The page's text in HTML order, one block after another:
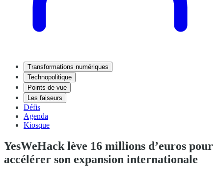
Transformations numériques
Technopolitique
Points de vue
Les faiseurs
Défis
Agenda
Kiosque
YesWeHack lève 16 millions d’euros pour
accélérer son expansion internationale